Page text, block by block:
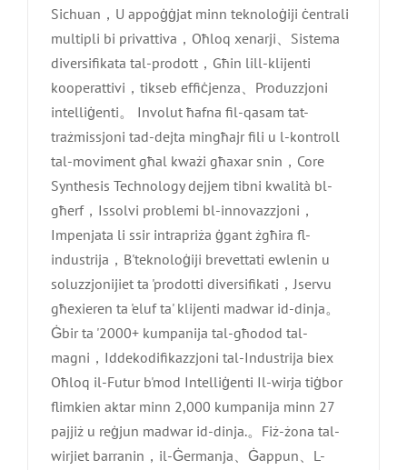
Sichuan，U appoġġjat minn teknoloġiji ċentrali
multipli bi privattiva，Oħloq xenarji、Sistema
diversifikata tal-prodott，Għin lill-klijenti
kooperattivi，tikseb effiċjenza、Produzzjoni
intelliġenti。 Involut ħafna fil-qasam tat-
trażmissjoni tad-dejta mingħajr fili u l-kontroll
tal-moviment għal kważi għaxar snin，Core
Synthesis Technology dejjem tibni kwalità bl-
għerf，Issolvi problemi bl-innovazzjoni，
Impenjata li ssir intrapriża ġgant żgħira fl-
industrija，B'teknoloġiji brevettati ewlenin u
soluzzjonijiet ta 'prodotti diversifikati，Jservu
għexieren ta 'eluf ta' klijenti madwar id-dinja。
Ġbir ta '2000+ kumpanija tal-għodod tal-
magni，Iddekodifikazzjoni tal-Industrija biex
Oħloq il-Futur b'mod Intelliġenti Il-wirja tiġbor
flimkien aktar minn 2,000 kumpanija minn 27
pajjiż u reġjun madwar id-dinja.。Fiż-żona tal-
wirjiet barranin，il-Ġermanja、Ġappun、L-